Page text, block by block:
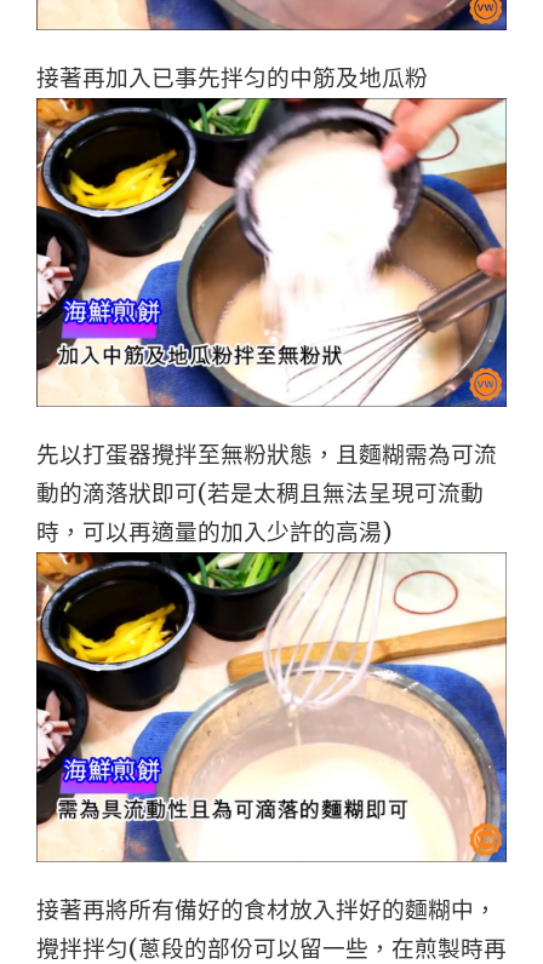
接著再加入已事先拌匀的中筋及地瓜粉
先以打蛋器攪拌至無粉狀態，且麵糊需為可流
動的滴落狀即可(若是太稠且無法呈現可流動
時，可以再適量的加入少許的高湯)
接著再將所有備好的食材放入拌好的麵糊中，
攪拌拌匀(蔥段的部份可以留一些，在煎製時再